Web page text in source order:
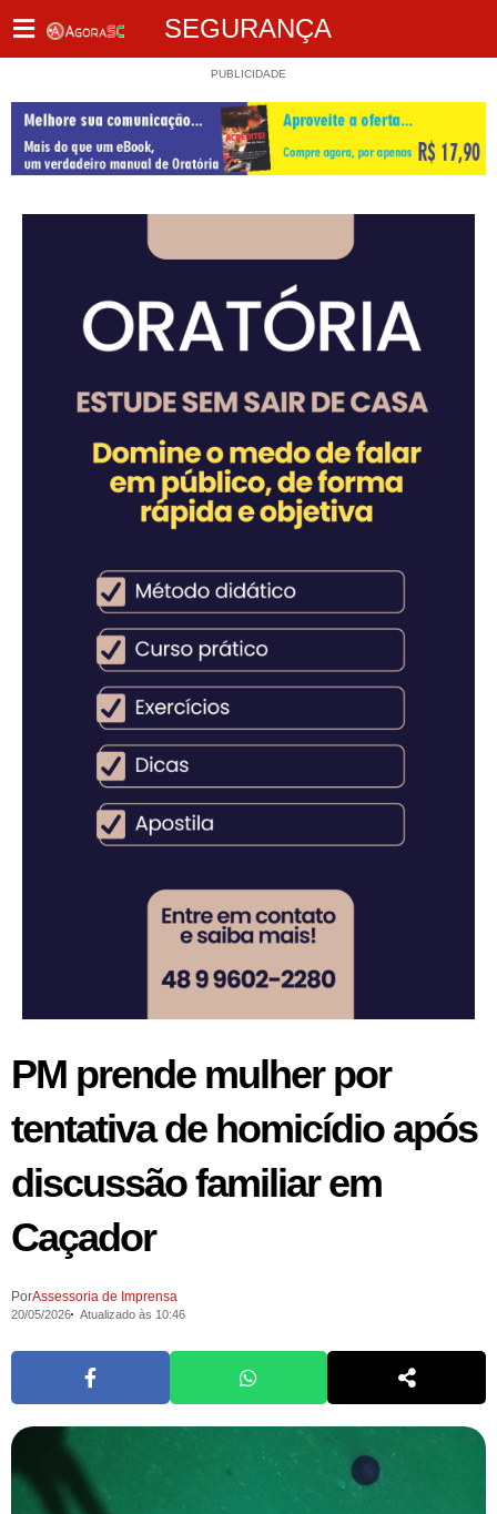
SEGURANÇA
PUBLICIDADE
PM prende mulher por
tentativa de homicídio após
discussão familiar em
Caçador
PorAssessoria de Imprensa
20/05/2026 Atualizado às 10:46